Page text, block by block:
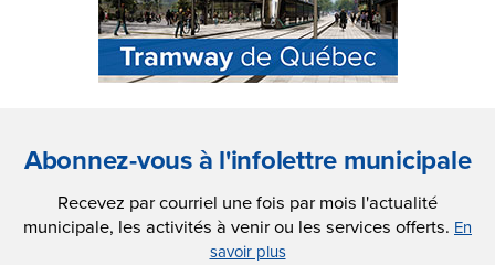
Abonnez-vous à l'infolettre municipale
Recevez par courriel une fois par mois l'actualité
municipale, les activités à venir ou les services offerts. En
savoir plus